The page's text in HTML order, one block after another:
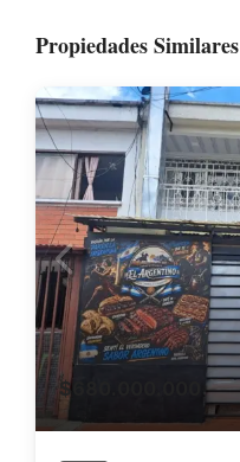
Propiedades Similares
$680.000.000